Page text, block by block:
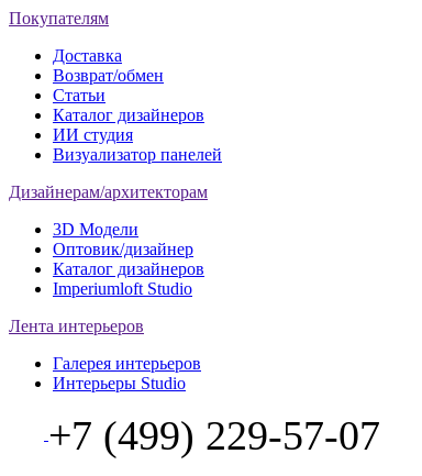
Покупателям
Доставка
Возврат/обмен
Статьи
Каталог дизайнеров
ИИ студия
Визуализатор панелей
Дизайнерам/архитекторам
3D Модели
Оптовик/дизайнер
Каталог дизайнеров
Imperiumloft Studio
Лента интерьеров
Галерея интерьеров
Интерьеры Studio
+7 (499) 229-57-07